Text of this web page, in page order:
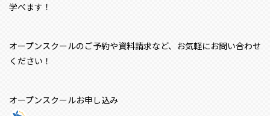
学べます！
オープンスクールのご予約や資料請求など、お気軽にお問い合わせ
ください！
オープンスクールお申し込み